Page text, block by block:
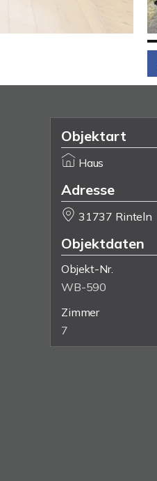
Objektart
Haus
Adresse
31737 Rinteln
Objektdaten
Objekt-Nr.
WB-590
Zimmer
7